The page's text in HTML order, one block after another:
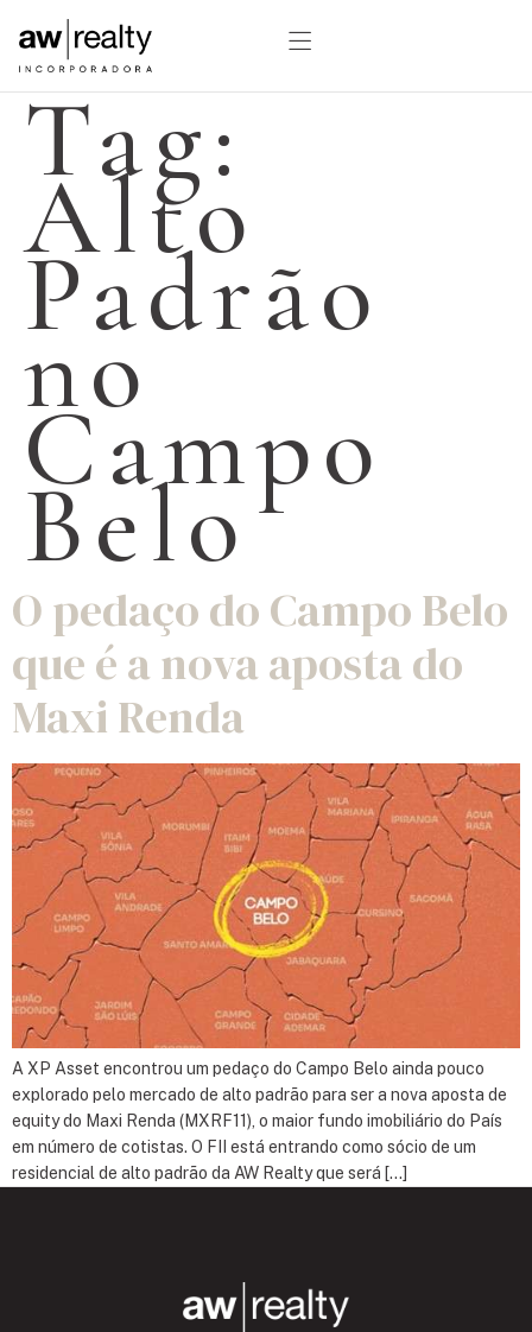
Tag:
Alto
Padrão
no
Campo
Belo
O pedaço do Campo Belo
que é a nova aposta do
Maxi Renda
A XP Asset encontrou um pedaço do Campo Belo ainda pouco
explorado pelo mercado de alto padrão para ser a nova aposta de
equity do Maxi Renda (MXRF11), o maior fundo imobiliário do País
em número de cotistas. O FII está entrando como sócio de um
residencial de alto padrão da AW Realty que será […]